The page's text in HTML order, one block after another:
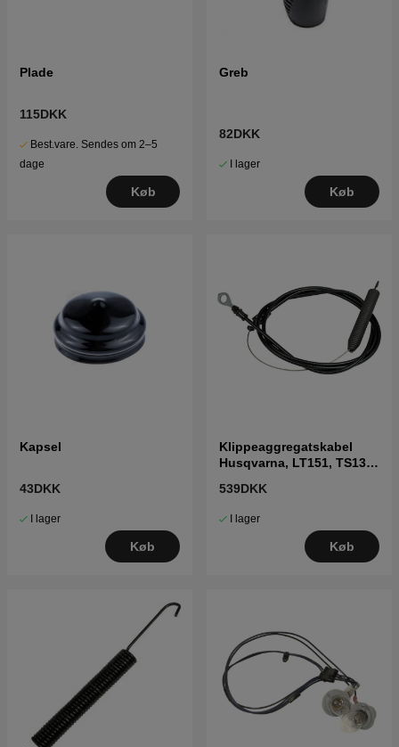
Plade
115DKK
Best.vare. Sendes om 2–5
dage
Køb
Greb
82DKK
I lager
Køb
Kapsel
43DKK
I lager
Køb
Klippeaggregatskabel
Husqvarna, LT151, TS138,
539DKK
I lager
Køb